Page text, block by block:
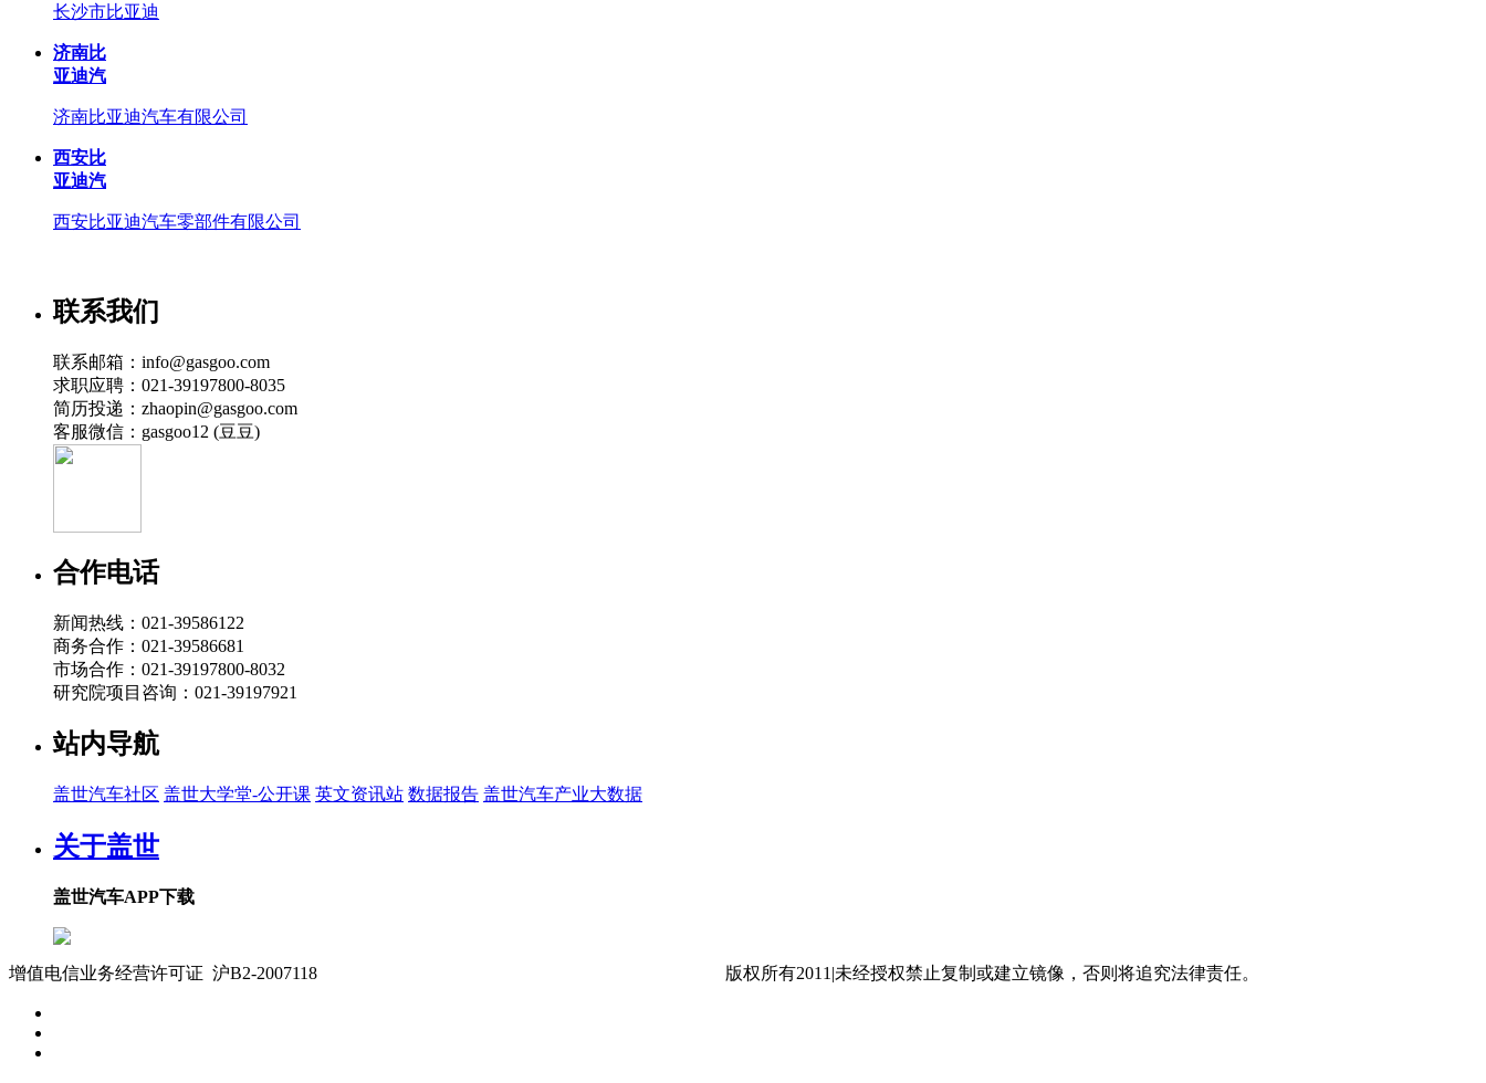
长沙市比亚迪
济南比
亚迪汽
济南比亚迪汽车有限公司
西安比
亚迪汽
西安比亚迪汽车零部件有限公司
联系我们
联系邮箱：info@gasgoo.com
求职应聘：021-39197800-8035
简历投递：zhaopin@gasgoo.com
客服微信：gasgoo12 (豆豆)
合作电话
新闻热线：021-39586122
商务合作：021-39586681
市场合作：021-39197800-8032
研究院项目咨询：021-39197921
站内导航
盖世汽车社区 盖世大学堂-公开课 英文资讯站 数据报告 盖世汽车产业大数据
关于盖世
盖世汽车APP下载
增值电信业务经营许可证 沪B2-2007118 版权所有2011|未经授权禁止复制或建立镜像，否则将追究法律责任。